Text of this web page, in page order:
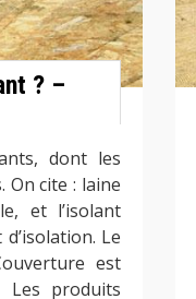
? –
dont les
On cite : laine
et l’isolant
Le
est
Les produits